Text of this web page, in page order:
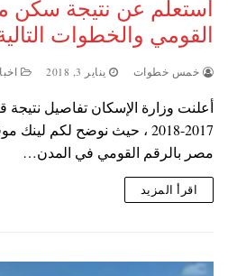
استعلم عن نتيجة سكن
القومي والخطوات
خمس خطوات يناير 3, 2018
أعلنت وزارة الإسكان تفاصيل
2017-2018 ، حيث نوضح لكم
مصر بالرقم القومي في المدن…
اقرأ المزيد